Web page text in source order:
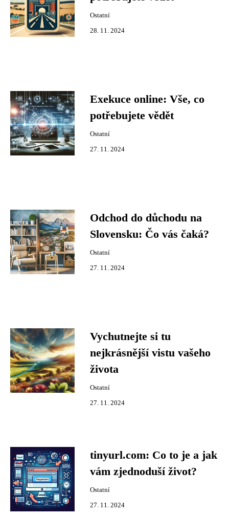
Ostatní
28. 11. 2024
Exekuce online: Vše, co
potřebujete vědět
Ostatní
27. 11. 2024
Odchod do důchodu na
Slovensku: Čo vás čaká?
Ostatní
27. 11. 2024
Vychutnejte si tu
nejkrásnější vistu vašeho
života
Ostatní
27. 11. 2024
tinyurl.com: Co to je a jak
vám zjednoduší život?
Ostatní
27. 11. 2024